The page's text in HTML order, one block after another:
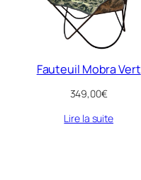
Fauteuil Mobra Vert
349,00€
Lire la suite